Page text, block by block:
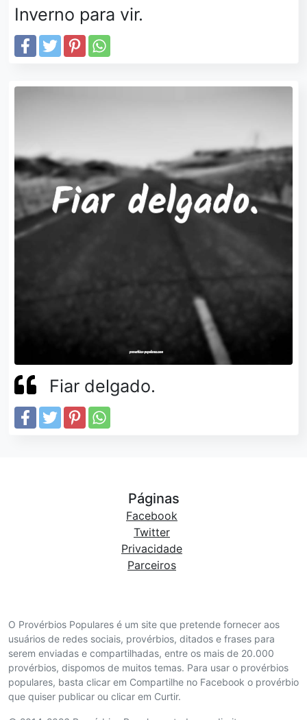
Inverno para vir.
Fiar delgado.
O Provérbios Populares é um site que pretende fornecer aos
usuários de redes sociais, provérbios, ditados e frases para
serem enviadas e compartilhadas, entre os mais de 20.000
provérbios, dispomos de muitos temas. Para usar o provérbios
populares, basta clicar em Compartilhe no Facebook o provérbio
que quiser publicar ou clicar em Curtir.
Páginas
Facebook
Twitter
Privacidade
Parceiros